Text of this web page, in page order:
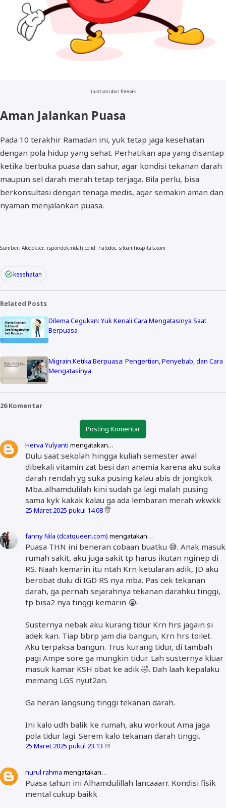
ilustrasi dari freepik
Aman Jalankan Puasa
Pada 10 terakhir Ramadan ini, yuk tetap jaga kesehatan
dengan pola hidup yang sehat. Perhatikan apa yang disantap
ketika berbuka puasa dan sahur, agar kondisi tekanan darah
maupun sel darah merah tetap terjaga. Bila perlu, bisa
berkonsultasi dengan tenaga medis, agar semakin aman dan
nyaman menjalankan puasa.
Sumber: Alodokter; rspondokindah.co.id; halodoc; siloamhospitals.com
kesehatan
Related Posts
Dilema Cegukan: Yuk Kenali Cara Mengatasinya Saat
Berpuasa
Migrain Ketika Berpuasa: Pengertian, Penyebab, dan Cara
Mengatasinya
26 Komentar
Posting Komentar
Herva Yulyanti mengatakan…
Dulu saat sekolah hingga kuliah semester awal
dibekali vitamin zat besi dan anemia karena aku suka
darah rendah yg suka pusing kalau abis dr jongkok
Mba..alhamdulilah kini sudah ga lagi malah pusing
sama kyk kakak kalau ga ada lembaran merah wkwkk
25 Maret 2025 pukul 14.08
fanny Nila (dcatqueen.com) mengatakan…
Puasa THN ini beneran cobaan buatku 😅. Anak masuk
rumah sakit, aku juga sakit tp harus ikutan nginep di
RS. Naah kemarin itu ntah Krn ketularan adik, JD aku
berobat dulu di IGD RS nya mba. Pas cek tekanan
darah, ga pernah sejarahnya tekanan darahku tinggi,
tp bisa2 nya tinggi kemarin 😭.
Susternya nebak aku kurang tidur Krn hrs jagain si
adek kan. Tiap bbrp jam dia bangun, Krn hrs toilet.
Aku terpaksa bangun. Trus kurang tidur, di tambah
pagi Ampe sore ga mungkin tidur. Lah susternya kluar
masuk kamar KSH obat ke adik 🤣. Dah laah kepalaku
memang LGS nyut2an.
Ga heran langsung tinggi tekanan darah.
Ini kalo udh balik ke rumah, aku workout Ama jaga
pola tidur lagi. Serem kalo tekanan darah tinggi.
25 Maret 2025 pukul 23.13
nurul rahma mengatakan…
Puasa tahun ini Alhamdulillah lancaaarr. Kondisi fisik
mental cukup baikk